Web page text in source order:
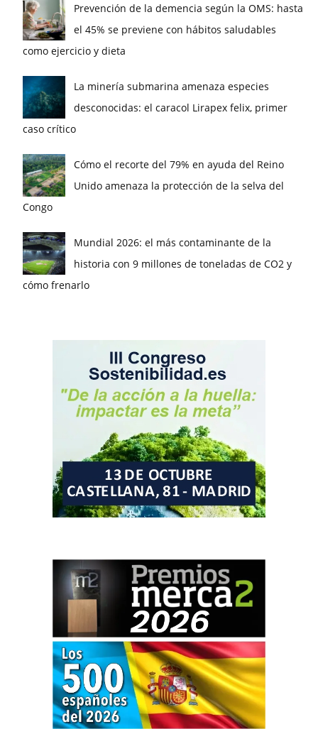
Prevención de la demencia según la OMS: hasta
el 45% se previene con hábitos saludables
como ejercicio y dieta
La minería submarina amenaza especies
desconocidas: el caracol Lirapex felix, primer
caso crítico
Cómo el recorte del 79% en ayuda del Reino
Unido amenaza la protección de la selva del
Congo
Mundial 2026: el más contaminante de la
historia con 9 millones de toneladas de CO2 y
cómo frenarlo